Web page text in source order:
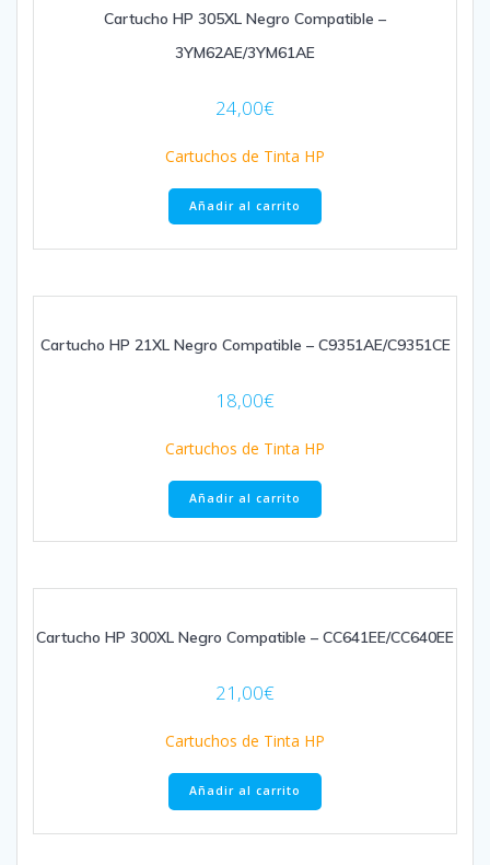
Cartucho HP 305XL Negro Compatible –
3YM62AE/3YM61AE
24,00€
Cartuchos de Tinta HP
Añadir al carrito
Cartucho HP 21XL Negro Compatible – C9351AE/C9351CE
18,00€
Cartuchos de Tinta HP
Añadir al carrito
Cartucho HP 300XL Negro Compatible – CC641EE/CC640EE
21,00€
Cartuchos de Tinta HP
Añadir al carrito